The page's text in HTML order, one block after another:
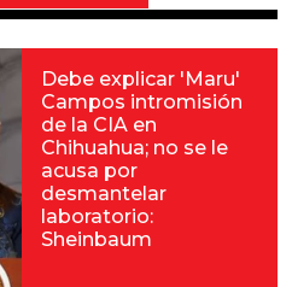
Debe explicar 'Maru'
Campos intromisión
de la CIA en
Chihuahua; no se le
acusa por
desmantelar
laboratorio:
Sheinbaum